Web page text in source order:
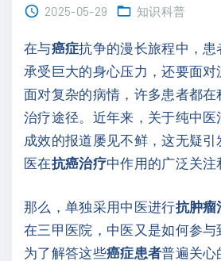
2025-05-29 知识科普
在与癌症抗争的漫长旅程中，
承受巨大的身心压力，还要面对
面对复杂的病情，许多患者都
治疗途径。近年来，关于纯中医
成效的报道屡见不鲜，这无疑
医在抗癌治疗中作用的广泛关注
那么，单独采用中医进行抗肿瘤
在三甲医院，中医又是如何参与
为了解答这些癌症患者普遍关心